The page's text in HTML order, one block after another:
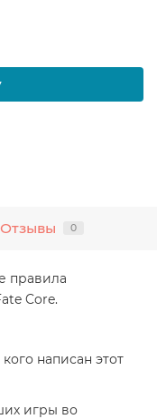
Отзывы 0
правила
Core.
написан этот
игры во